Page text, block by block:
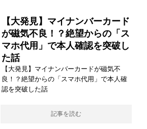
【大発見】マイナンバーカード
が磁気不良！？絶望からの「ス
マホ代用」で本人確認を突破し
た話
【大発見】マイナンバーカードが磁気不
良！？絶望からの「スマホ代用」で本人確
認を突破した話
記事を読む